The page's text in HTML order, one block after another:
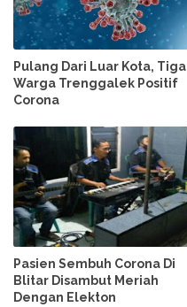
Pulang Dari Luar Kota, Tiga
Warga Trenggalek Positif
Corona
Pasien Sembuh Corona Di
Blitar Disambut Meriah
Dengan Elekton